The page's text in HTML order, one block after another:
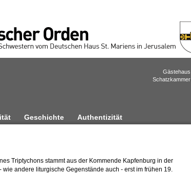
Gästehaus
Schatzkammer
Geschichte Authentizität
Triptychons stammt aus der Kommende Kapfenburg in der
wie andere liturgische Gegenstände auch - erst im frühen 19.